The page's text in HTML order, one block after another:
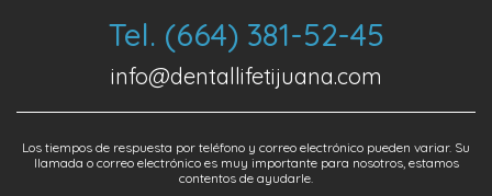
Tel. (664) 381-52-45
info@dentallifetijuana.com
Los tiempos de respuesta por teléfono y correo electrónico pueden variar. Su
llamada o correo electrónico es muy importante para nosotros, estamos
contentos de ayudarle.